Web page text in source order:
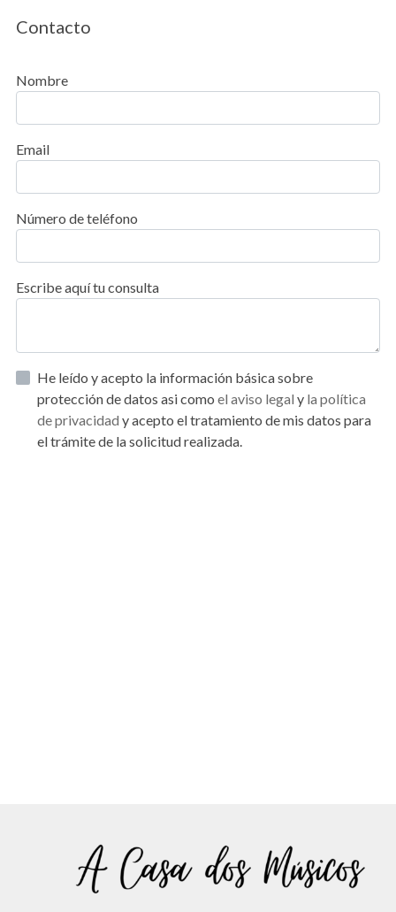
Contacto
Nombre
Email
Número de teléfono
Escribe aquí tu consulta
He leído y acepto la información básica sobre
protección de datos asi como el aviso legal y la política
de privacidad y acepto el tratamiento de mis datos para
el trámite de la solicitud realizada.